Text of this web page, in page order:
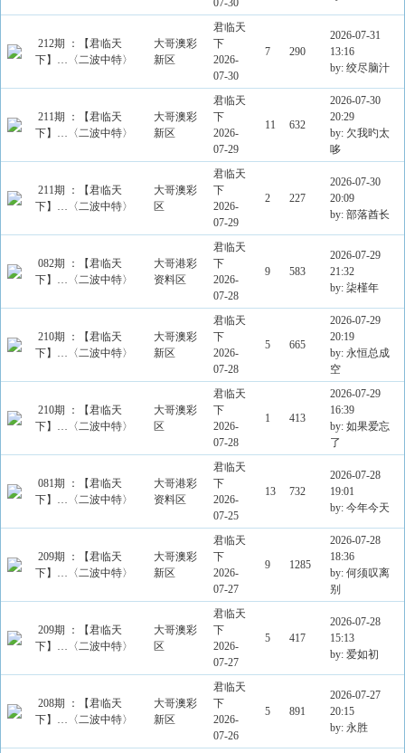
07-30
212期 ：【君临天
下】…〈二波中特〉
大哥澳彩
新区
君临天
下
2026-
07-30
7 290
2026-07-31
13:16
by: 绞尽脑汁
211期 ：【君临天
下】…〈二波中特〉
大哥澳彩
新区
君临天
下
2026-
07-29
11 632
2026-07-30
20:29
by: 欠我旳太
哆
211期 ：【君临天
下】…〈二波中特〉
大哥澳彩
区
君临天
下
2026-
07-29
2 227
2026-07-30
20:09
by: 部落酋长
082期 ：【君临天
下】…〈二波中特〉
大哥港彩
资料区
君临天
下
2026-
07-28
9 583
2026-07-29
21:32
by: 柒槿年
210期 ：【君临天
下】…〈二波中特〉
大哥澳彩
新区
君临天
下
2026-
07-28
5 665
2026-07-29
20:19
by: 永恒总成
空
210期 ：【君临天
下】…〈二波中特〉
大哥澳彩
区
君临天
下
2026-
07-28
1 413
2026-07-29
16:39
by: 如果爱忘
了
081期 ：【君临天
下】…〈二波中特〉
大哥港彩
资料区
君临天
下
2026-
07-25
13 732
2026-07-28
19:01
by: 今年今天
209期 ：【君临天
下】…〈二波中特〉
大哥澳彩
新区
君临天
下
2026-
07-27
9 1285
2026-07-28
18:36
by: 何须叹离
别
209期 ：【君临天
下】…〈二波中特〉
大哥澳彩
区
君临天
下
2026-
07-27
5 417
2026-07-28
15:13
by: 爱如初
208期 ：【君临天
下】…〈二波中特〉
大哥澳彩
新区
君临天
下
2026-
07-26
5 891
2026-07-27
20:15
by: 永胜